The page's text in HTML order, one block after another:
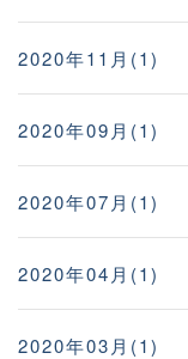
2020年11月(1)
2020年09月(1)
2020年07月(1)
2020年04月(1)
2020年03月(1)